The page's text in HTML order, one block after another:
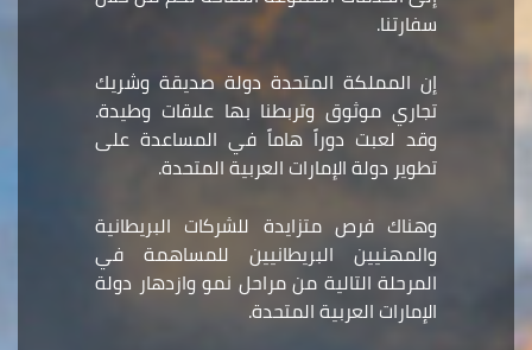
سفارتنا.
إن المملكة المتحدة دولة صديقة وشريك
تجاري موثوق وتربطنا بها علاقات وطيدة.
وقد لعبت دوراً هاماً في المساعدة على
تطوير دولة الإمارات العربية المتحدة.
وهناك فرص متزايدة للشركات البريطانية
والمهنيين البريطانيين للمساهمة في
المرحلة التالية من مراحل نمو وازدهار دولة
الإمارات العربية المتحدة.